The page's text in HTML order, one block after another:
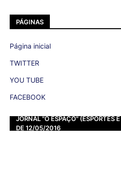
PÁGINAS
Página inicial
TWITTER
YOU TUBE
FACEBOOK
JORNAL "O ESPAÇO" (ESPORTES
DE 12/05/2016